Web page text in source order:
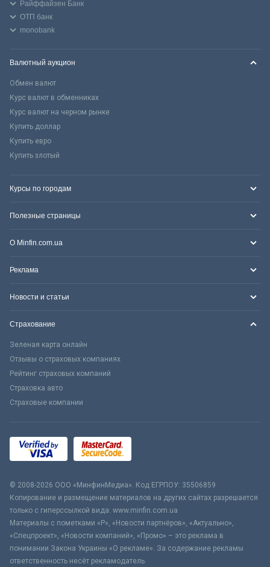
Райффайзен Банк
ОТП банк
monobank
Валютный аукцион
Обмен валют
Курс валют в обменниках
Курс валют на черном рынке
Купить доллар
Купить евро
Купить злотый
Курсы по городам
Полезные страницы
О Minfin.com.ua
Реклама
Новости и статьи
Страхование
Зеленая карта онлайн
Отзывы о страховых компаниях
Рейтинг страховых компаний
Страховка авто
Страховые компании
© 2008-2026 ООО «МинфинМедиа». Код ЕГРПОУ: 35506859
Копирование и размещение материалов на других сайтах разрешается
только с гиперссылкой вида: www.minfin.com.ua
Материалы с пометками «Р», «Новости партнёров», «Актуально»,
«Спецпроект», «Новости компаний», «Промо» – это реклама в
понимании Закона Украины «О рекламе». За содержание рекламы
ответственность несёт рекламодатель.